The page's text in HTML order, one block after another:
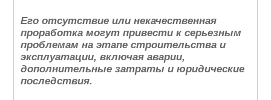
Его отсутствие или некачественная
проработка могут привести к серьезным
проблемам на этапе строительства и
эксплуатации, включая аварии,
дополнительные затраты и юридические
последствия.